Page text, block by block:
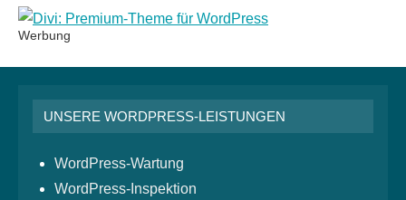
Werbung
UNSERE WORDPRESS-LEISTUNGEN
WordPress-Wartung
WordPress-Inspektion